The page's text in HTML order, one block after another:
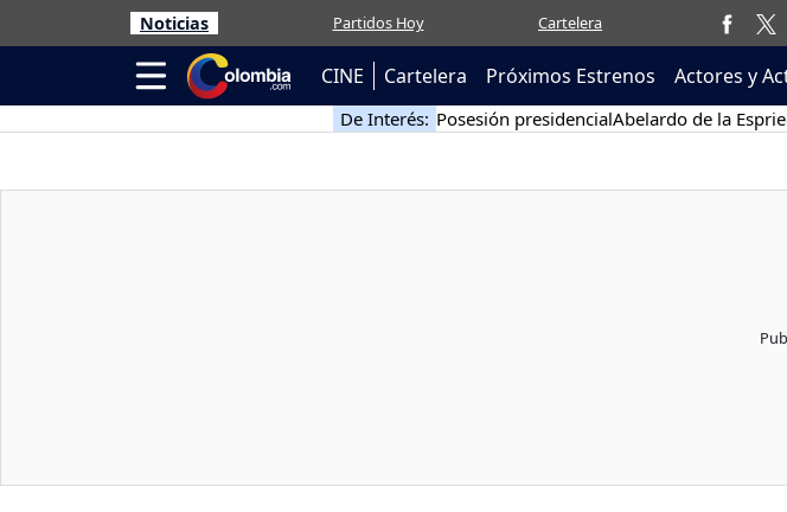
Noticias Partidos Hoy Cartelera
CINE Cartelera Próximos Estrenos Actores y
De Interés: Posesión presidencialAbelardo de la